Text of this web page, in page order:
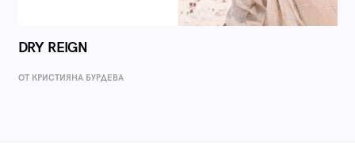
DRY REIGN
ОТ КРИСТИЯНА БУРДЕВА